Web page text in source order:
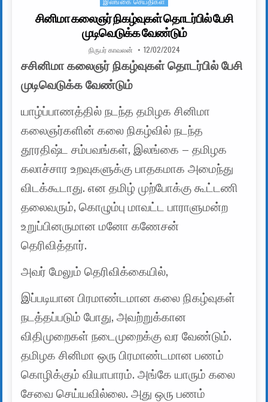
சினிமா கலைஞர் நிகழ்வுகள் தொடர்பில் பேசி
முடிவெடுக்க வேண்டும்
AUTHOR:
நிருபர் காவலன் PUBLISHED DATE:
12/02/2024
சசினிமா கலைஞர் நிகழ்வுகள் தொடர்பில் பேசி
முடிவெடுக்க வேண்டும்
யாழ்ப்பாணத்தில் நடந்த தமிழக சினிமா
கலைஞர்களின் கலை நிகழ்வில் நடந்த
தூரதிஷ்ட சம்பவங்கள், இலங்கை – தமிழக
கலாச்சார உறவுகளுக்கு பாதகமாக அமைந்து
விடக்கூடாது. என தமிழ் முற்போக்கு கூட்டணி
தலைவரும், கொழும்பு மாவட்ட பாராளுமன்ற
உறுப்பினருமான மனோ கணேசன்
தெரிவித்தார்.
அவர் மேலும் தெரிவிக்கையில்,
இப்படியான பிரமாண்டமான கலை நிகழ்வுகள்
நடத்தப்படும் போது, அவற்றுக்கான
விதிமுறைகள் நடைமுறைக்கு வர வேண்டும்.
தமிழக சினிமா ஒரு பிரமாண்டமான பணம்
கொழிக்கும் வியாபாரம். அங்கே யாரும் கலை
சேவை செய்யவில்லை. அது ஒரு பணம்